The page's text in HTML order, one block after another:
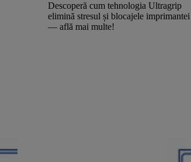
Descoperă cum tehnologia Ultragrip
elimină stresul și blocajele imprimantei
— află mai multe!